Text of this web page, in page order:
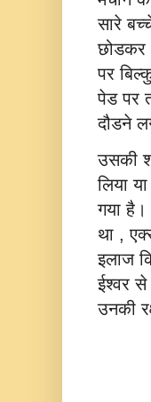
सारे
पर
पेड पर
दौडने
उसकी
लिया
गया
था ,
इलाज
ईश्‍वर से
उनकी